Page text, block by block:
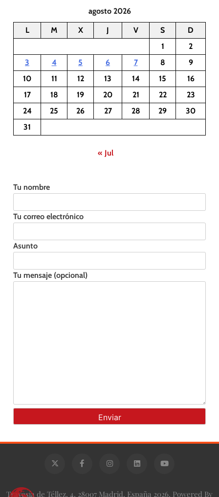
agosto 2026
L M X J V S
D
1
2
3
4 5 6 7 8
9
10
11 12 13 14 15
16
17
18 19 20 21 22
23
24
25 26 27 28 29
30
31
« Jul
Tu nombre
Tu correo electrónico
Asunto
Tu mensaje (opcional)
Travesía de Téllez, 4, 28007 Madrid, España 2026. Powered By